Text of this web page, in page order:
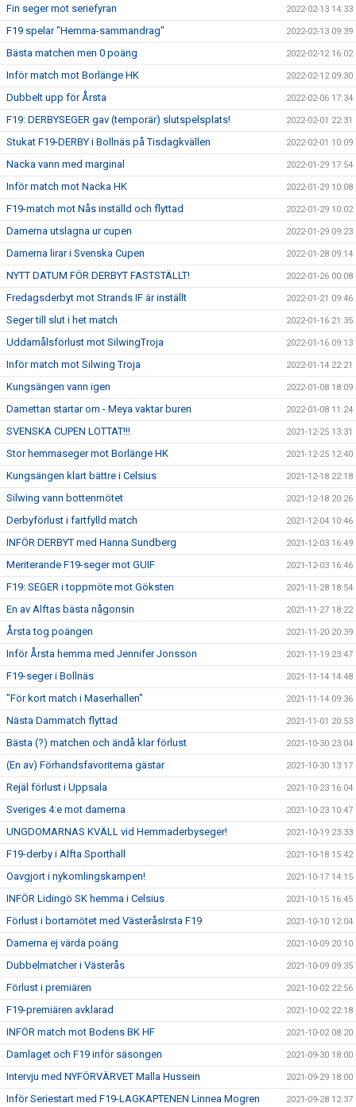
Fin seger mot seriefyran 2022-02-13 14:33
F19 spelar "Hemma-sammandrag" 2022-02-13 09:39
Bästa matchen men 0 poäng 2022-02-12 16:02
Inför match mot Borlänge HK 2022-02-12 09:30
Dubbelt upp för Årsta 2022-02-06 17:34
F19: DERBYSEGER gav (temporär) slutspelsplats! 2022-02-01 22:31
Stukat F19-DERBY i Bollnäs på Tisdagkvällen 2022-02-01 10:09
Nacka vann med marginal 2022-01-29 17:54
Inför match mot Nacka HK 2022-01-29 10:08
F19-match mot Nås inställd och flyttad 2022-01-29 10:02
Damerna utslagna ur cupen 2022-01-29 09:23
Damerna lirar i Svenska Cupen 2022-01-28 09:14
NYTT DATUM FÖR DERBYT FASTSTÄLLT! 2022-01-26 00:08
Fredagsderbyt mot Strands IF är inställt 2022-01-21 09:46
Seger till slut i het match 2022-01-16 21:35
Uddamålsförlust mot SilwingTroja 2022-01-16 09:13
Inför match mot Silwing Troja 2022-01-14 22:21
Kungsängen vann igen 2022-01-08 18:09
Damettan startar om - Meya vaktar buren 2022-01-08 11:24
SVENSKA CUPEN LOTTAT!!! 2021-12-25 13:31
Stor hemmaseger mot Borlänge HK 2021-12-25 12:40
Kungsängen klart bättre i Celsius 2021-12-18 22:18
Silwing vann bottenmötet 2021-12-18 20:26
Derbyförlust i fartfylld match 2021-12-04 10:46
INFÖR DERBYT med Hanna Sundberg 2021-12-03 16:49
Meriterande F19-seger mot GUIF 2021-12-03 16:46
F19: SEGER i toppmöte mot Göksten 2021-11-28 18:54
En av Alftas bästa någonsin 2021-11-27 18:22
Årsta tog poängen 2021-11-20 20:39
Inför Årsta hemma med Jennifer Jonsson 2021-11-19 23:47
F19-seger i Bollnäs 2021-11-14 14:48
"För kort match i Maserhallen" 2021-11-14 09:36
Nästa Dammatch flyttad 2021-11-01 20:53
Bästa (?) matchen och ändå klar förlust 2021-10-30 23:04
(En av) Förhandsfavoriterna gästar 2021-10-30 13:17
Rejäl förlust i Uppsala 2021-10-23 16:04
Sveriges 4:e mot damerna 2021-10-23 10:47
UNGDOMARNAS KVÄLL vid Hemmaderbyseger! 2021-10-19 23:33
F19-derby i Alfta Sporthall 2021-10-18 15:42
Oavgjort i nykomlingskampen! 2021-10-17 14:15
INFÖR Lidingö SK hemma i Celsius 2021-10-15 16:45
Förlust i bortamötet med VästeråsIrsta F19 2021-10-10 12:04
Damerna ej värda poäng 2021-10-09 20:10
Dubbelmatcher i Västerås 2021-10-09 09:35
Förlust i premiären 2021-10-02 22:56
F19-premiären avklarad 2021-10-02 22:18
INFÖR match mot Bodens BK HF 2021-10-02 08:20
Damlaget och F19 inför säsongen 2021-09-30 18:00
Intervju med NYFÖRVÄRVET Malla Hussein 2021-09-29 18:00
Inför Seriestart med F19-LAGKAPTENEN Linnea Mogren 2021-09-28 12:37